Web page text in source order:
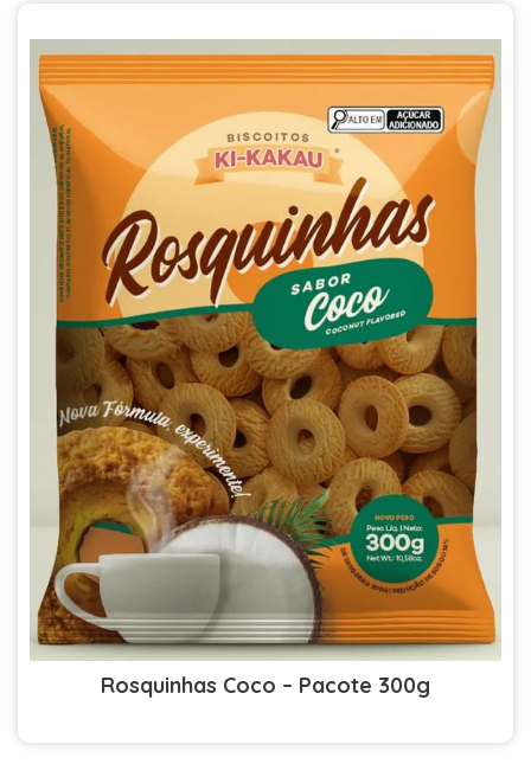
Rosquinhas Coco – Pacote 300g